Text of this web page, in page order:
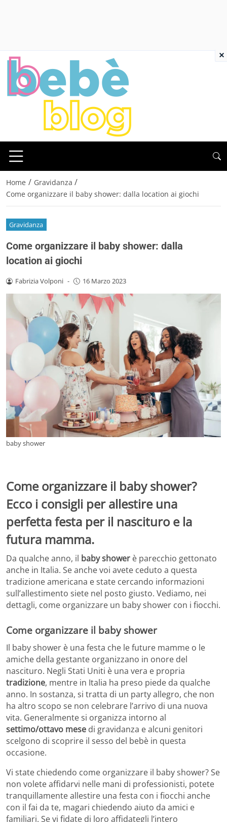
Home / Gravidanza /
Come organizzare il baby shower: dalla location ai giochi
Gravidanza
Come organizzare il baby shower: dalla
location ai giochi
Fabrizia Volponi - 16 Marzo 2023
baby shower
Come organizzare il baby shower?
Ecco i consigli per allestire una
perfetta festa per il nascituro e la
futura mamma.
Da qualche anno, il baby shower è parecchio gettonato
anche in Italia. Se anche voi avete ceduto a questa
tradizione americana e state cercando informazioni
sull’allestimento siete nel posto giusto. Vediamo, nei
dettagli, come organizzare un baby shower con i fiocchi.
Come organizzare il baby shower
Il baby shower è una festa che le future mamme o le
amiche della gestante organizzano in onore del
nascituro. Negli Stati Uniti è una vera e propria
tradizione, mentre in Italia ha preso piede da qualche
anno. In sostanza, si tratta di un party allegro, che non
ha altro scopo se non celebrare l’arrivo di una nuova
vita. Generalmente si organizza intorno al
settimo/ottavo mese di gravidanza e alcuni genitori
scelgono di scoprire il sesso del bebè in questa
occasione.
Vi state chiedendo come organizzare il baby shower? Se
non volete affidarvi nelle mani di professionisti, potete
tranquillamente allestire una festa con i fiocchi anche
con il fai da te, magari chiedendo aiuto da amici e
familiari. Se vi fidate di loro affidategli l’intero
×